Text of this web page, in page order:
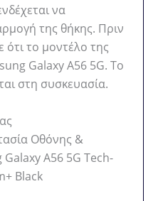
να
της θήκης. Πριν
ότι το μοντέλο της
Galaxy A56 5G. Το
στη συσκευασία.
Οθόνης &
A56 5G Tech-
Black